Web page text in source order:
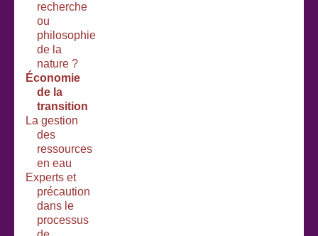
recherche
ou
philosophie
de la
nature ?
Économie
de la
transition
La gestion
des
ressources
en eau
Experts et
précaution
dans le
processus